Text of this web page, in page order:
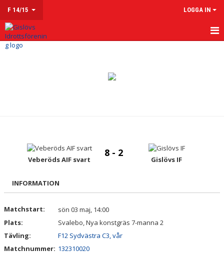
F 14/15 LOGGA IN
HEM
KONTAKTVeberöds AIF svart
8 - 2
Gislövs IF
INFORMATION
Matchstart:
sön 03 maj, 14:00
Plats:
Svalebo, Nya konstgräs 7-manna 2
Tävling:
F12 Sydvästra C3, vår
Matchnummer: 132310020